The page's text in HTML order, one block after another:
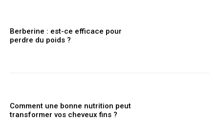
Berberine : est-ce efficace pour
perdre du poids ?
Comment une bonne nutrition peut
transformer vos cheveux fins ?